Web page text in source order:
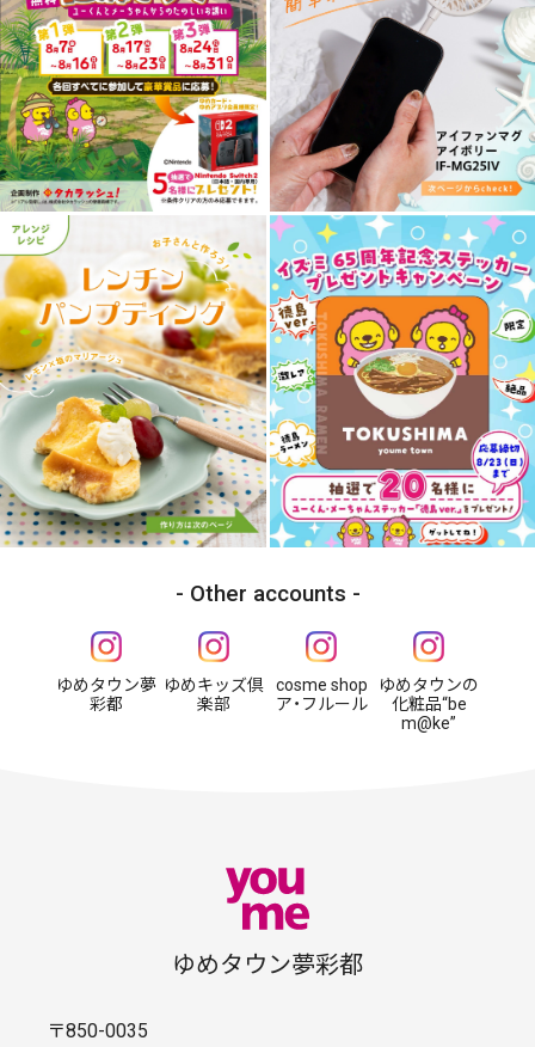
Other accounts
ゆめタウン夢
彩都
ゆめキッズ倶
楽部
cosme shop
ア・フルール
ゆめタウンの
化粧品“be
m@ke”
ゆめタウン夢彩都
〒850-0035